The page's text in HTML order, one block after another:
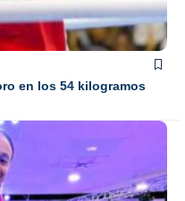
en los 54 kilogramos